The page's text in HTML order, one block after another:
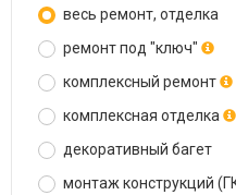
весь ремонт, отделка
ремонт под "ключ"
комплексный ремонт
комплексная отделка
декоративный багет
монтаж конструкций